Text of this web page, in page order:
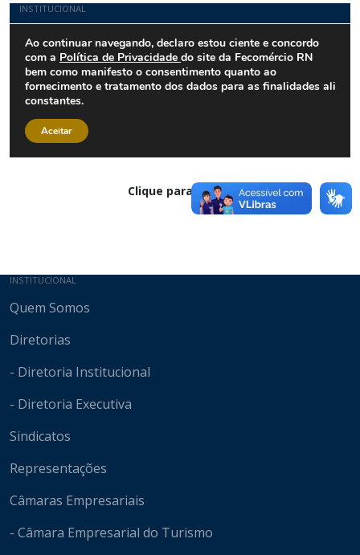
Clique para baixar
Mapa do site
INSTITUCIONAL
Quem Somos
Diretorias
- Diretoria Institucional
- Diretoria Executiva
Sindicatos
Representações
Câmaras Empresariais
- Câmara Empresarial do Turismo